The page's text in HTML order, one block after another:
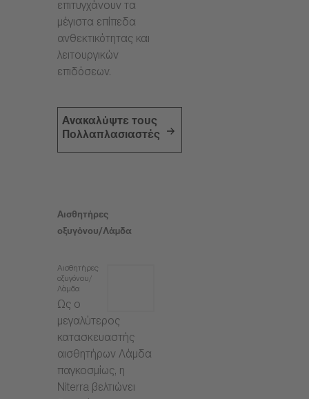
επιτυγχάνουν τα
μέγιστα επίπεδα
ανθεκτικότητας και
λειτουργικών
επιδόσεων.
Ανακαλύψτε τους
Πολλαπλασιαστές
Αισθητήρες
οξυγόνου/Λάμδα
Αισθητήρες
οξυγόνου/
Λάμδα
Ως ο
μεγαλύτερος
κατασκευαστής
αισθητήρων Λάμδα
παγκοσμίως, η
Niterra βελτιώνει